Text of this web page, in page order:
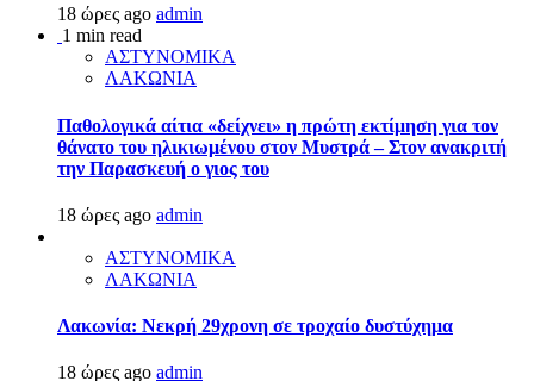
18 ώρες ago admin
1 min read
ΑΣΤΥΝΟΜΙΚΑ
ΛΑΚΩΝΙΑ
Παθολογικά αίτια «δείχνει» η πρώτη εκτίμηση για τον
θάνατο του ηλικιωμένου στον Μυστρά – Στον ανακριτή
την Παρασκευή ο γιος του
18 ώρες ago admin
ΑΣΤΥΝΟΜΙΚΑ
ΛΑΚΩΝΙΑ
Λακωνία: Νεκρή 29χρονη σε τροχαίο δυστύχημα
18 ώρες ago admin